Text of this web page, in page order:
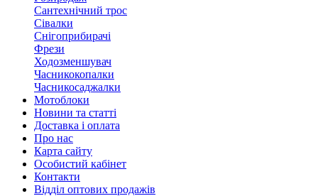
Сантехнічний трос
Сівалки
Снігоприбирачі
Фрези
Ходозменшувач
Часникокопалки
Часникосаджалки
Мотоблоки
Новини та статті
Доставка і оплата
Про нас
Карта сайту
Особистий кабінет
Контакти
Відділ оптових продажів